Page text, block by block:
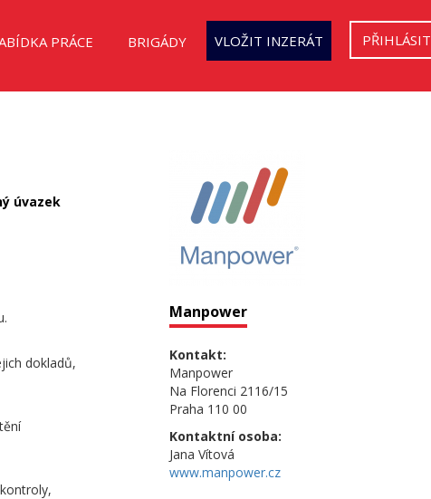
PRÁCE BRIGÁDY VLOŽIT INZERÁT PŘIHLÁSIT
úvazek
dokladů,
Manpower
Kontakt:
Manpower
Na Florenci 2116/15
Praha 110 00
Kontaktní osoba:
Jana Vítová
www.manpower.cz